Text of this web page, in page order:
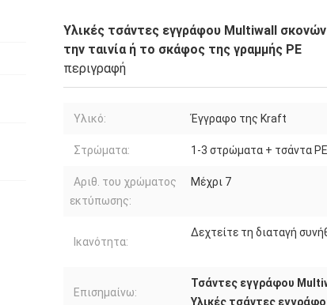
Υλικές τσάντες εγγράφου Multiwall
την ταινία ή το σκάφος της γραμμής PE
περιγραφή
Υλικό: Έγγραφο της Kraft
Στρώματα: 1-3 στρώματα + τσάντα
Αριθ. του χρώματος
εκτύπωσης:
Μέχρι 7
Ικανότητα:
Δεχτείτε τη διαταγή
Επισημαίνω:
Τσάντες εγγράφου
Υλικές τσάντες